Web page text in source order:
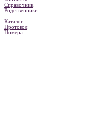
Справочник
Родственники
Каталог
Протокол
Номера